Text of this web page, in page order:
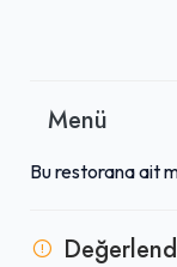
espresso
grupları veya
hissetmesini
zaman geçirmek
Menü
Bu restorana ait